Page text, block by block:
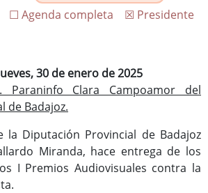
☒ Presidente
☐ Agenda completa
30 de enero de 2025
Paraninfo Clara Campoamor del
de Badajoz.
la Diputación Provincial de Badajoz
Miranda, hace entrega de los
I Premios Audiovisuales contra la